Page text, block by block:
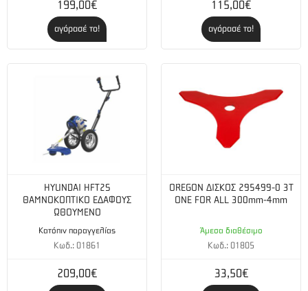
199,00€
αγόρασέ το!
115,00€
αγόρασέ το!
HYUNDAI HFT2S
ΘΑΜΝΟΚΟΠΤΙΚΟ ΕΔΑΦΟΥΣ
ΩΘΟΥΜΕΝΟ
Κατόπιν παραγγελίας
Κωδ.: 01861
209,00€
OREGON ΔΙΣΚΟΣ 295499-0 3Τ
ONE FOR ALL 300mm-4mm
Άμεσα διαθέσιμο
Κωδ.: 01805
33,50€